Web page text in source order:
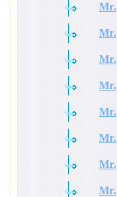
Mr.
Mr.
Mr.
Mr.
Mr.
Mr.
Mr.
Mr.